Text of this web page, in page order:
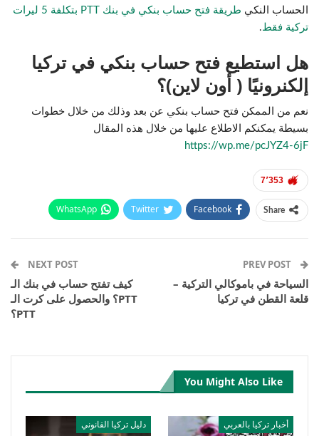
الحساب النكي
طريقة فتح حساب بنكي في بنك PTT بتكلفة 5 ليرات
تركية فقط.
هل استطيع فتح حساب بنكي في تركيا
إلكنرونيًا ( أون لاين)؟
نعم من الممكن فتح حساب بنكي عن بعد وذلك من خلال خطوات
بسيطة يمكنكم الاطلاع عليها من خلال هذه المقال
https://wp.me/pcJYZ4-6jF
7٬353
Share
Facebook
Twitter
WhatsApp
السياحة في باموكالي التركية –
قلعة القطن في تركيا
NEXT POST
كيف تفتح حساب في بنك الـ
PTT؟ والحصول على كرت الـ
PTT؟
You Might Also Like
أخبار تركيا بالعربي دليل تركيا القانوني